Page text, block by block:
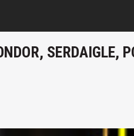
SERDAIGLE,